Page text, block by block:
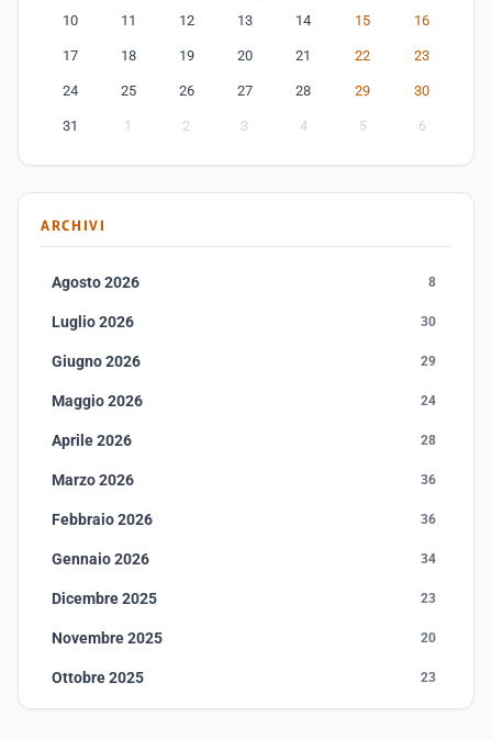
10 11 12 13 14 15 16
17 18 19 20 21 22 23
24 25 26 27 28 29 30
31 1 2 3 4 5 6
ARCHIVI
Agosto 2026 8
Luglio 2026 30
Giugno 2026 29
Maggio 2026 24
Aprile 2026 28
Marzo 2026 36
Febbraio 2026 36
Gennaio 2026 34
Dicembre 2025 23
Novembre 2025 20
Ottobre 2025 23